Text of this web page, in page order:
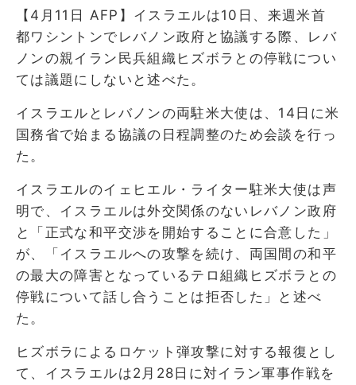
【4月11日 AFP】イスラエルは10日、来週米首
都ワシントンでレバノン政府と協議する際、レバ
ノンの親イラン民兵組織ヒズボラとの停戦につい
ては議題にしないと述べた。
イスラエルとレバノンの両駐米大使は、14日に米
国務省で始まる協議の日程調整のため会談を行っ
た。
イスラエルのイェヒエル・ライター駐米大使は声
明で、イスラエルは外交関係のないレバノン政府
と「正式な和平交渉を開始することに合意した」
が、「イスラエルへの攻撃を続け、両国間の和平
の最大の障害となっているテロ組織ヒズボラとの
停戦について話し合うことは拒否した」と述べ
た。
ヒズボラによるロケット弾攻撃に対する報復とし
て、イスラエルは2月28日に対イラン軍事作戦を